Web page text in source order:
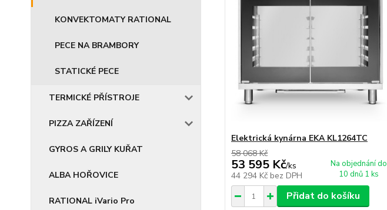
KONVEKTOMATY RATIONAL
PECE NA BRAMBORY
STATICKÉ PECE
TERMICKÉ PŘÍSTROJE
PIZZA ZAŘÍZENÍ
GYROS A GRILY KUŘAT
ALBA HOŘOVICE
RATIONAL iVario Pro
Elektrická kynárna EKA KL1264TC
58 068 Kč
53 595 Kč/ks
44 294 Kč bez DPH
Na objednání do
10 dnů 1 ks
Přidat do košíku